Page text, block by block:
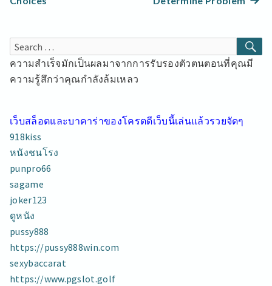
เรื่อง
Search
for:
ความสำเร็จมักเป็นผลมาจากการรับรองตัวตนตอนที่คุณมี
ความรู้สึกว่าคุณกำลังล้มเหลว
เว็บสล็อตและบาคาร่าของโครตดีเว็บนี้เล่นแล้วรวยจัดๆ
918kiss
หนังชนโรง
punpro66
sagame
joker123
ดูหนัง
pussy888
https://pussy888win.com
sexybaccarat
https://www.pgslot.golf